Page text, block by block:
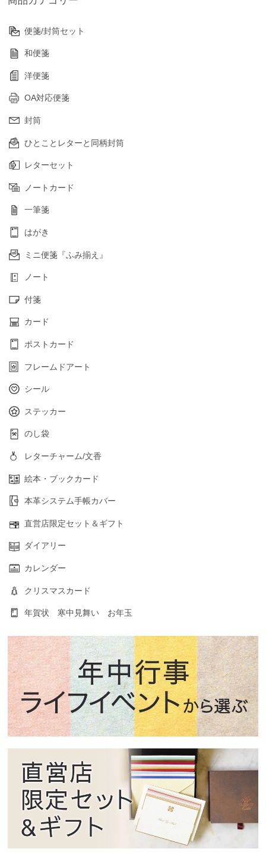
便箋/封筒セット
和便箋
洋便箋
OA対応便箋
封筒
ひとことレターと同柄封筒
レターセット
ノートカード
一筆箋
はがき
ミニ便箋『ふみ揃え』
ノート
付箋
カード
ポストカード
フレームドアート
シール
ステッカー
のし袋
レターチャーム/文香
絵本・ブックカード
本革システム手帳カバー
直営店限定セット＆ギフト
ダイアリー
カレンダー
クリスマスカード
年賀状 寒中見舞い お年玉